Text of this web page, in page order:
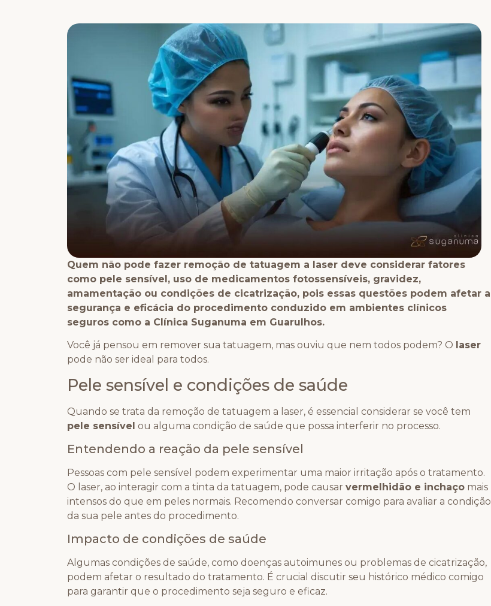
Quem não pode fazer remoção de tatuagem a laser deve considerar fatores
como pele sensível, uso de medicamentos fotossensíveis, gravidez,
amamentação ou condições de cicatrização, pois essas questões podem afetar a
segurança e eficácia do procedimento conduzido em ambientes clínicos
seguros como a Clínica Suganuma em Guarulhos.
Você já pensou em remover sua tatuagem, mas ouviu que nem todos podem? O laser
pode não ser ideal para todos.
Pele sensível e condições de saúde
Quando se trata da remoção de tatuagem a laser, é essencial considerar se você tem
pele sensível ou alguma condição de saúde que possa interferir no processo.
Entendendo a reação da pele sensível
Pessoas com pele sensível podem experimentar uma maior irritação após o tratamento.
O laser, ao interagir com a tinta da tatuagem, pode causar vermelhidão e inchaço mais
intensos do que em peles normais. Recomendo conversar comigo para avaliar a condição
da sua pele antes do procedimento.
Impacto de condições de saúde
Algumas condições de saúde, como doenças autoimunes ou problemas de cicatrização,
podem afetar o resultado do tratamento. É crucial discutir seu histórico médico comigo
para garantir que o procedimento seja seguro e eficaz.